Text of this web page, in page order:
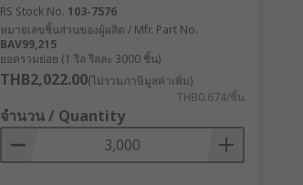
RS Stock No. 103-7576
หมายเลขชิ้นส่วนของผู้ผลิต / Mfr. Part No.
BAV99,215
ยอดรวมย่อย (1 รีล รีลละ 3000 ชิ้น)
THB2,022.00(ไม่รวมภาษีมูลค่าเพิ่ม)
THB0.674/ชิ้น
จำนวน / Quantity